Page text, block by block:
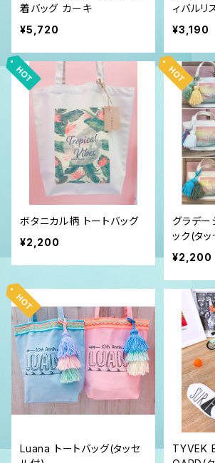
着バッグ カーキ
¥5,720
ィバルリステ
ト バッグ
¥3,190
ボタニカル柄 トートバッグ
¥2,200
グラデー
ック(タ
¥2,200
Luana トートバッグ(タッセ
TYVEK